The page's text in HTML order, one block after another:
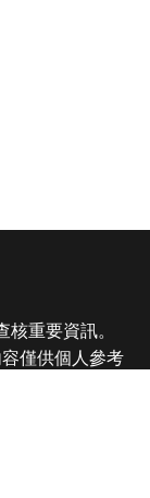
重要資訊。
僅供個人參考